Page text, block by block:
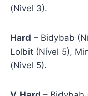
(Nìvel 3).
Hard – Bidybab
Lolbit (Nível 5),
(Nìvel 5).